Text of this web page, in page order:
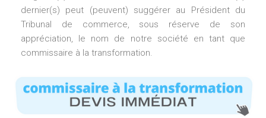
dernier(s) peut (peuvent) suggérer au Président du
Tribunal de commerce, sous réserve de son
appréciation, le nom de notre société en tant que
commissaire à la transformation.